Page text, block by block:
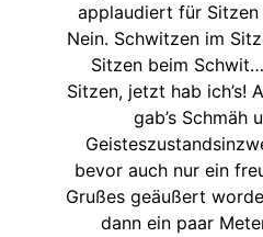
applaudiert für
Nein. Schwitzen im
Sitzen beim
Sitzen, jetzt hab ich’s!
gab’s Schmäh
bevor auch nur ein
Grußes geäußert
dann ein paar